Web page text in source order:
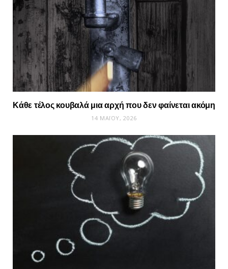
Κάθε τέλος κουβαλά μια αρχή που δεν φαίνεται ακόμη
14 ΜΑΪ́ΟΥ, 2026